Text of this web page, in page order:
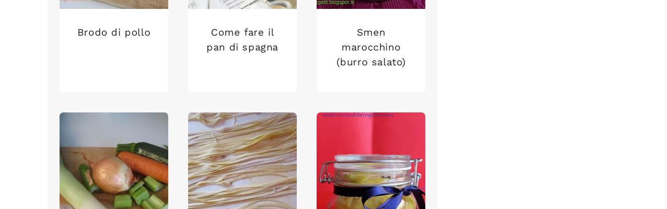
Brodo di pollo
Come fare il
pan di spagna
Smen
marocchino
(burro salato)